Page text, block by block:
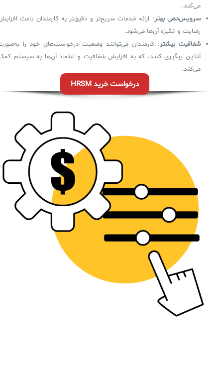
می‌کند.
سرویس‌دهی بهتر: ارائه خدمات سریع‌تر و دقیق‌تر به کارمندان باعث
رضایت و انگیزه آن‌ها می‌شود.
شفافیت بیشتر: کارمندان می‌توانند وضعیت درخواست‌های خود را
آنلاین پیگیری کنند، که به افزایش شفافیت و اعتماد آن‌ها به سیستم
می‌کند.
درخواست خرید HRSM